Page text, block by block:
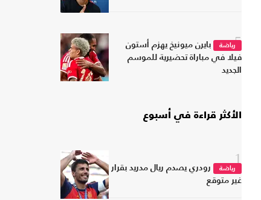
5رياضة
بايرن ميونيخ يهزم أستون
فيلا في مباراة تحضيرية للموسم
الجديد
الأكثر قراءة في أسبوع
1
رياضة
رودري يصدم ريال مدريد بقرار
غير متوقع